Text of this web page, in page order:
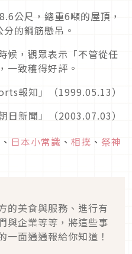
公尺，總重6噸的屋頂，
的鋼筋懸吊。
候，觀眾表示「不管從任
一致穫得好評。
報知」（1999.05.13）
朝日新聞」（2003.07.03）
、 日本小常識 、 相撲 、 祭神
的美食與服務、進行有
與企業等等，將這些事
一面通通報給你知道！